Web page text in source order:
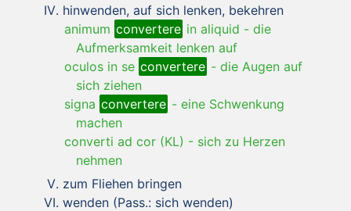
hinwenden, auf sich lenken, bekehren
animum convertere in aliquid - die
Aufmerksamkeit lenken auf
oculos in se convertere - die Augen auf
sich ziehen
signa convertere - eine Schwenkung
machen
converti ad cor (KL) - sich zu Herzen
nehmen
zum Fliehen bringen
wenden (Pass.: sich wenden)